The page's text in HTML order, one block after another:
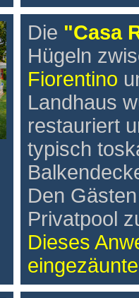
Die "Casa
Hügeln
Fiorentino
Landhaus
restauriert
typisch
Den
Privatpool
Dieses